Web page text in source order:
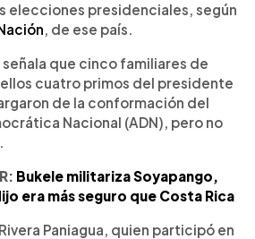
elecciones presidenciales, según
, de ese país.
que cinco familiares de
cuatro primos del presidente
de la conformación del
Nacional (ADN), pero no
Bukele militariza Soyapango,
era más seguro que Costa Rica
Paniagua, quien participó en